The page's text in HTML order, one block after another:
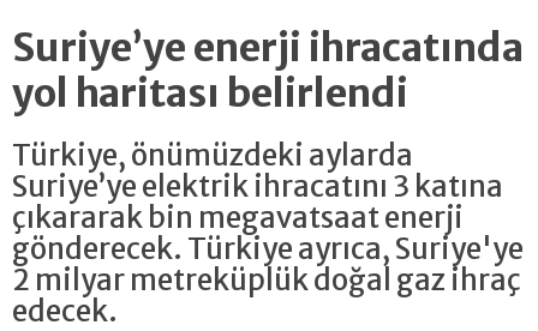
Suriye’ye enerji ihracatında
yol haritası belirlendi
Türkiye, önümüzdeki aylarda
Suriye’ye elektrik ihracatını 3 katına
çıkararak bin megavatsaat enerji
gönderecek. Türkiye ayrıca, Suriye'ye
2 milyar metreküplük doğal gaz ihraç
edecek.